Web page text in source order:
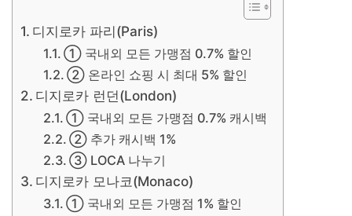
디지로카 파리(Paris)
① 국내외 모든 가맹점 0.7% 할인
② 온라인 쇼핑 시 최대 5% 할인
디지로카 런던(London)
① 국내외 모든 가맹점 0.7% 캐시백
② 추가 캐시백 1%
③ LOCA 나누기
디지로카 모나코(Monaco)
① 국내외 모든 가맹점 1% 할인